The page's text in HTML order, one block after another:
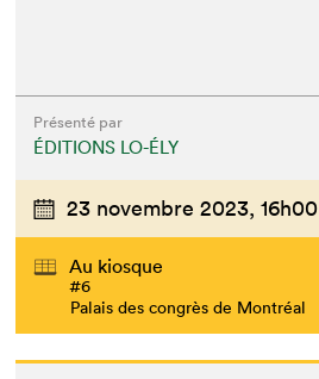
Présenté par
ÉDITIONS LO-ÉLY
23 novembre 2023, 16h00
Au kiosque
#6
Palais des congrès de Montréal